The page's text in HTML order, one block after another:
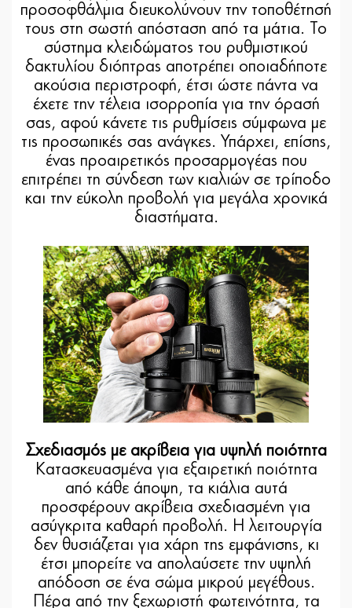
προσοφθάλμια διευκολύνουν την τοποθέτησή
τους στη σωστή απόσταση από τα μάτια. Το
σύστημα κλειδώματος του ρυθμιστικού
δακτυλίου διόπτρας αποτρέπει οποιαδήποτε
ακούσια περιστροφή, έτσι ώστε πάντα να
έχετε την τέλεια ισορροπία για την όρασή
σας, αφού κάνετε τις ρυθμίσεις σύμφωνα με
τις προσωπικές σας ανάγκες. Υπάρχει, επίσης,
ένας προαιρετικός προσαρμογέας που
επιτρέπει τη σύνδεση των κιαλιών σε τρίποδο
και την εύκολη προβολή για μεγάλα χρονικά
διαστήματα.
Σχεδιασμός με ακρίβεια για υψηλή ποιότητα
Κατασκευασμένα για εξαιρετική ποιότητα
από κάθε άποψη, τα κιάλια αυτά
προσφέρουν ακρίβεια σχεδιασμένη για
ασύγκριτα καθαρή προβολή. Η λειτουργία
δεν θυσιάζεται για χάρη της εμφάνισης, κι
έτσι μπορείτε να απολαύσετε την υψηλή
απόδοση σε ένα σώμα μικρού μεγέθους.
Πέρα από την ξεχωριστή φωτεινότητα, τα